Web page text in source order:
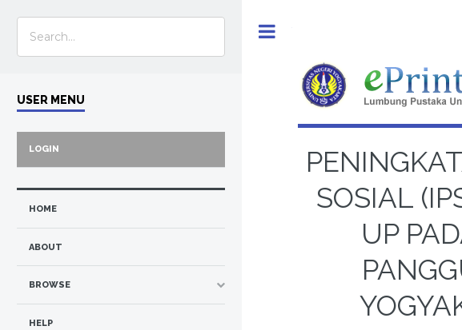
SOSIAL
UP
USER MENU
LOGIN
HOME
ABOUT
BROWSE
HELP